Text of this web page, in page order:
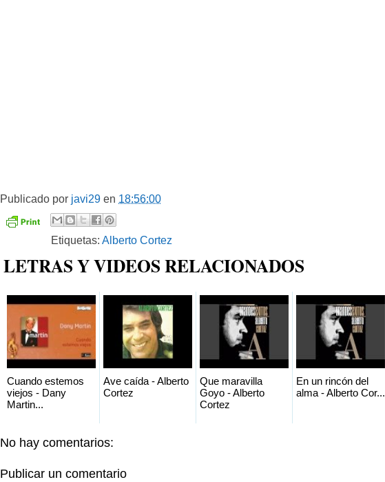
Publicado por javi29 en 18:56:00
Etiquetas: Alberto Cortez
LETRAS Y VIDEOS RELACIONADOS
Cuando estemos
viejos - Dany
Martin...
Ave caída - Alberto
Cortez
Que maravilla
Goyo - Alberto
Cortez
En un rincón del
alma - Alberto Cor...
No hay comentarios:
Publicar un comentario